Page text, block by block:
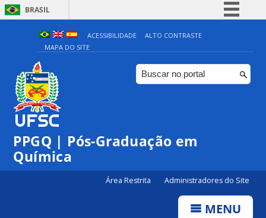
BRASIL
Simplifique!
Comunica BR
Participe
ACESSIBILIDADE
ALTO CONTRASTE
MAPA DO SITE
PPGQ | Pós-Graduação em
Química
Área Restrita Administradores do Site
MENU